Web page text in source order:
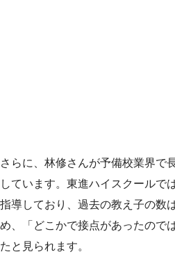
さらに、林修さんが予備校業界で
しています。東進ハイスクールで
指導しており、過去の教え子の数
め、「どこかで接点があったので
たと見られます。